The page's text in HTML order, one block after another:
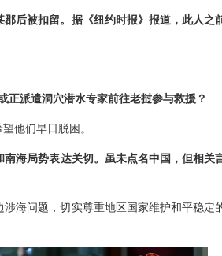
后被扣留。据《纽约时报》报道，此人之
正派遣洞穴潜水专家前往老挝参与救援？
他们早日脱困。
海局势表达关切。虽未点名中国，但相关
海问题，切实尊重地区国家维护和平稳定